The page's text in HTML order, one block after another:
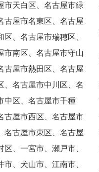
市天白区、名古屋市緑
古屋市名東区、名古屋
区、名古屋市瑞穂区、
市南区、名古屋市守山
古屋市熱田区、名古屋
、名古屋市中川区、名
中区、名古屋市千種
古屋市西区、名古屋市
名古屋市東区、名古屋
区、一宮市、瀬戸市、
市、犬山市、江南市、